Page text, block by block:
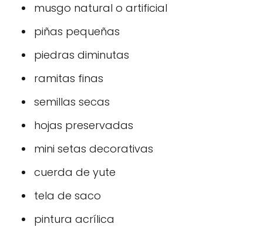
musgo natural o artificial
piñas pequeñas
piedras diminutas
ramitas finas
semillas secas
hojas preservadas
mini setas decorativas
cuerda de yute
tela de saco
pintura acrílica